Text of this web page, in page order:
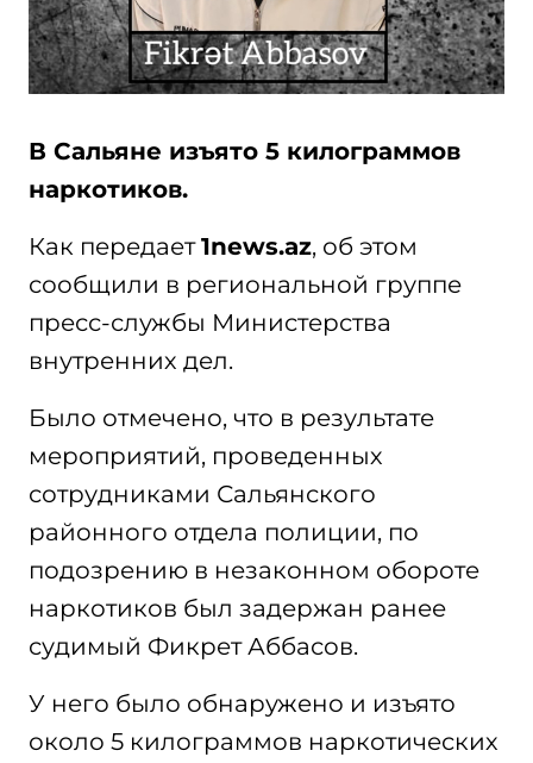
В Сальяне изъято 5 килограммов
наркотиков.
Как передает1news.az, об этом
сообщили в региональной группе
пресс-службы Министерства
внутренних дел.
Было отмечено, что в результате
мероприятий, проведенных
сотрудниками Сальянского
районного отдела полиции, по
подозрению в незаконном обороте
наркотиков был задержан ранее
судимый Фикрет Аббасов.
У него было обнаружено и изъято
около 5 килограммов наркотических